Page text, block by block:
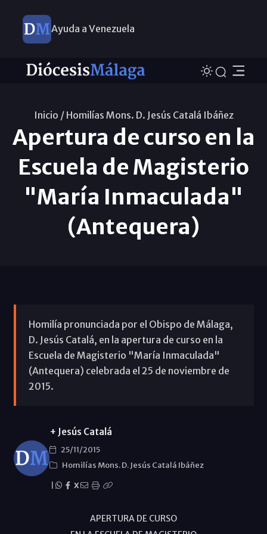
Ayuda a Venezuela
Inicio / Homilías Mons. D. Jesús Catalá Ibáñez
Apertura de curso en la
Escuela de Magisterio
"María Inmaculada"
(Antequera)
Homilía pronunciada por el Obispo de Málaga,
D. Jesús Catalá, en la apertura de curso en la
Escuela de Magisterio "María Inmaculada"
(Antequera) celebrada el 25 de noviembre de
2015.
+ Jesús Catalá
25/11/2015
Homilías Mons. D. Jesús Catalá Ibáñez
X
APERTURA DE CURSO